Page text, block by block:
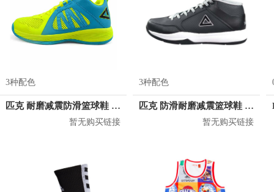
3种配色
匹克 耐磨减震防滑篮球鞋 E52123A
暂无购买链接
3种配色
匹克 防滑耐磨减震篮球鞋 E41081A
暂无购买链接